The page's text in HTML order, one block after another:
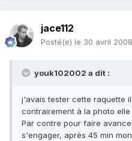
jace112
Posté(e) le 30 avril 2008
youk102002 a dit :
j'avais tester cette raquette
contrairement à la photo elle
Par contre pour faire
s'engager, après 45 min